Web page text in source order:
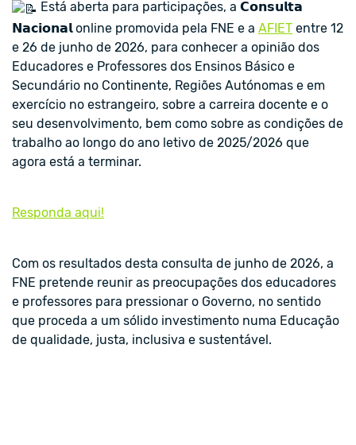
Está aberta para participações, a 𝗖𝗼𝗻𝘀𝘂𝗹𝘁𝗮
𝗡𝗮𝗰𝗶𝗼𝗻𝗮𝗹 online promovida pela FNE e a AFIET entre 12
e 26 de junho de 2026, para conhecer a opinião dos
Educadores e Professores dos Ensinos Básico e
Secundário no Continente, Regiões Autónomas e em
exercício no estrangeiro, sobre a carreira docente e o
seu desenvolvimento, bem como sobre as condições de
trabalho ao longo do ano letivo de 2025/2026 que
agora está a terminar.
Responda aqui!
Com os resultados desta consulta de junho de 2026, a
FNE pretende reunir as preocupações dos educadores
e professores para pressionar o Governo, no sentido
que proceda a um sólido investimento numa Educação
de qualidade, justa, inclusiva e sustentável.